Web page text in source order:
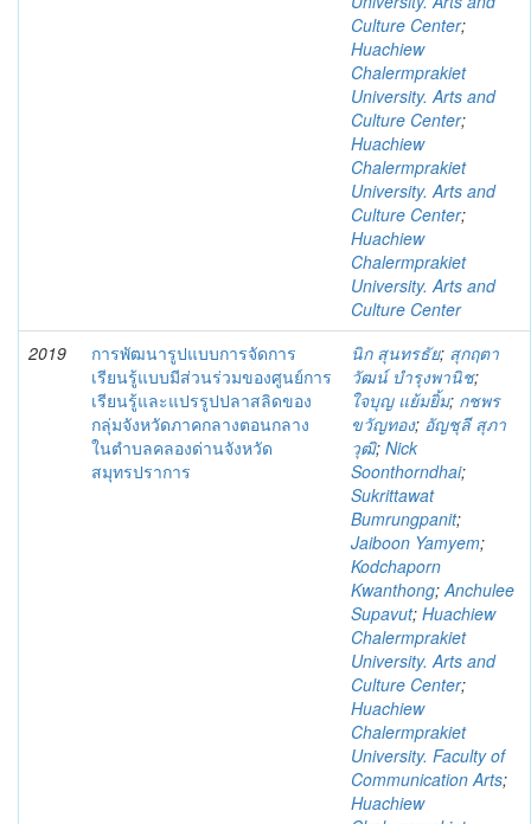
Culture Center;
Huachiew
Chalermprakiet
University. Arts and
Culture Center;
Huachiew
Chalermprakiet
University. Arts and
Culture Center;
Huachiew
Chalermprakiet
University. Arts and
Culture Center
2019
การพัฒนารูปแบบการจัดการ
เรียนรู้แบบมีส่วนร่วมของศูนย์การ
เรียนรู้และแปรรูปปลาสลิดของ
กลุ่มจังหวัดภาคกลางตอนกลาง
ในตำบลคลองด่านจังหวัด
สมุทรปราการ
นิก สุนทรธัย; สุกฤตา
วัฒน์ บำรุงพานิช;
ใจบุญ แย้มยิ้ม; กชพร
ขวัญทอง; อัญชุลี สุภา
วุฒิ; Nick
Soonthorndhai;
Sukrittawat
Bumrungpanit;
Jaiboon Yamyem;
Kodchaporn
Kwanthong;Anchulee
Supavut; Huachiew
Chalermprakiet
University. Arts and
Culture Center;
Huachiew
Chalermprakiet
University. Faculty of
Communication Arts;
Huachiew